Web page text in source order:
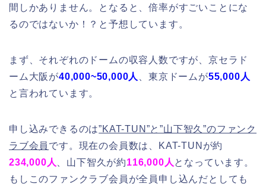
間しかありません。となると、倍率がすごいことにな
るのではないか！？と予想しています。
まず、それぞれのドームの収容人数ですが、京セラド
ーム大阪が40,000~50,000人 、東京ドームが55,000人
と言われています。
申し込みできるのは”KAT-TUN”と”山下智久”のファンク
ラブ会員 です。現在の会員数は、KAT-TUNが約
234,000人、山下智久が約116,000人となっています。
もしこのファンクラブ会員が全員申し込んだとしても